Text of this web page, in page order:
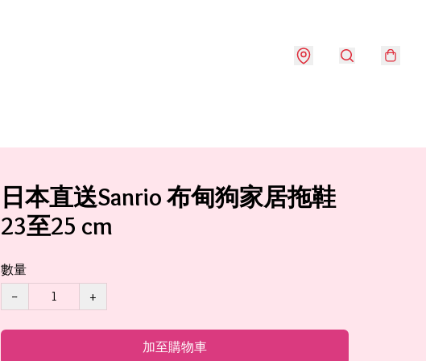
日本直送Sanrio 布甸狗家居拖鞋
23至25 cm
數量
−
+
加至購物車